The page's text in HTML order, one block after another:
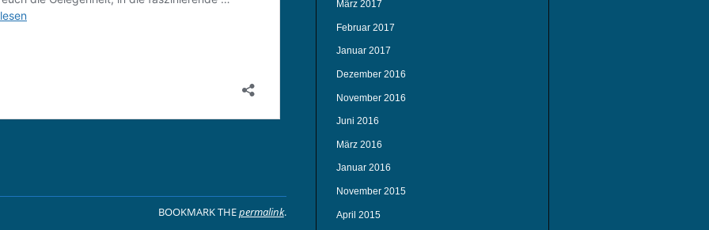
BOOKMARK THEpermalink.
März 2017
Februar 2017
Januar 2017
Dezember 2016
November 2016
Juni 2016
März 2016
Januar 2016
November 2015
April 2015